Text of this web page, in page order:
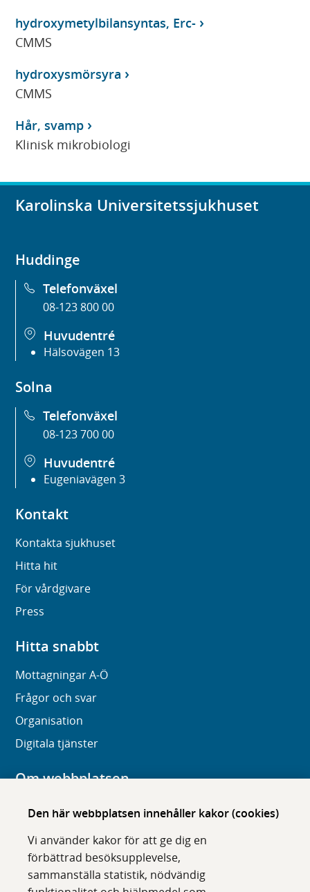
Den här webbplatsen innehåller kakor (cookies)
Vi använder kakor för att ge dig en
förbättrad besöksupplevelse,
sammanställa statistik, nödvändig
hydroxymetylbilansyntas, Erc-
CMMS
hydroxysmörsyra
CMMS
Hår, svamp
Klinisk mikrobiologi
Karolinska Universitetssjukhuset
Huddinge
Telefonväxel
08-123 800 00
Huvudentré
Hälsovägen 13
Solna
Telefonväxel
08-123 700 00
Huvudentré
Eugeniavägen 3
Kontakt
Kontakta sjukhuset
Hitta hit
För vårdgivare
Press
Hitta snabbt
Mottagningar A-Ö
Frågor och svar
Organisation
Digitala tjänster
Om webbplatsen
Om karolinska.se
Tillgänglighet
Om cookies